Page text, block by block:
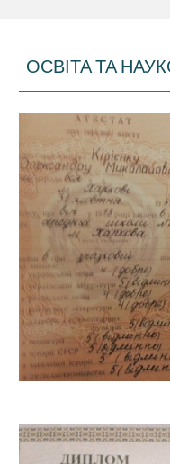
ОСВІТА ТА